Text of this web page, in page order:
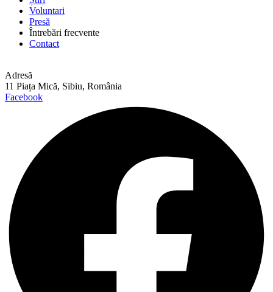
Voluntari
Presă
Întrebări frecvente
Contact
Adresă
11 Piața Mică, Sibiu, România
Facebook